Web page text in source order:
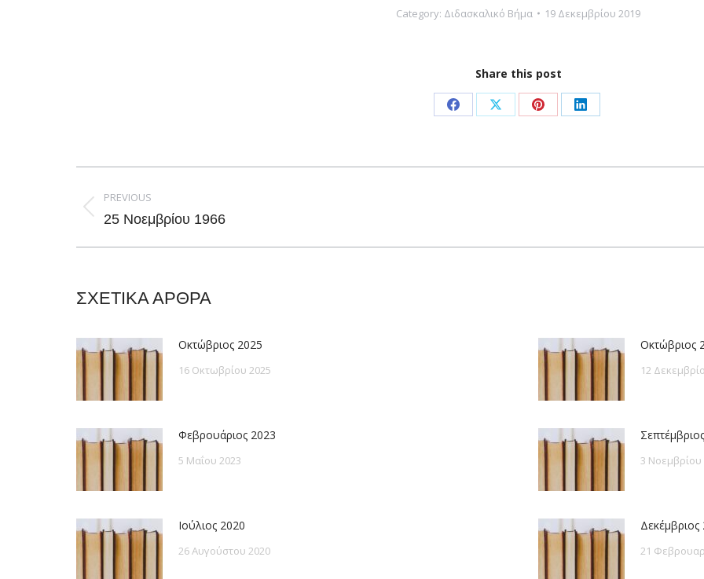
Category: Διδασκαλικό Βήμα 19 Δεκεμβρίου 2019
Share this post
Share
Facebook
Share
X
Share
Pinterest
Share
LinkedIn
navigation
PREVIOUS
Previous
25 Νοεμβρίου 1966
ΣΧΕΤΙΚΑ ΑΡΘΡΑ
Οκτώβριος 2025
16 Οκτωβρίου 2025
Οκτώβριος
12
Φεβρουάριος 2023
5 Μαΐου 2023 3 Νοεμβρίου
Ιούλιος 2020
26 Αυγούστου 2020
Δεκέμβριος
21